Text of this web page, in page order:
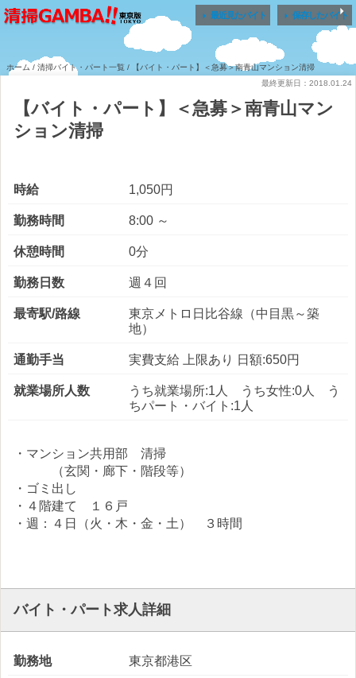
 最近見たバイト  保存したバイト
ホーム / 清掃バイト・パート一覧 / 【バイト・パート】＜急募＞南青山マンション清掃
最終更新日：2018.01.24
【バイト・パート】＜急募＞南青山マン
ション清掃
時給 1,050円
勤務時間 8:00 ～
休憩時間 0分
勤務日数 週４回
最寄駅/路線
東京メトロ日比谷線（中目黒～築
地）
通勤手当 実費支給 上限あり 日額:650円
就業場所人数
うち就業場所:1人 うち女性:0人 う
ちパート・バイト:1人
・マンション共用部 清掃
（玄関・廊下・階段等）
・ゴミ出し
・４階建て １６戸
・週：４日（火・木・金・土） ３時間
バイト・パート求人詳細
勤務地 東京都港区